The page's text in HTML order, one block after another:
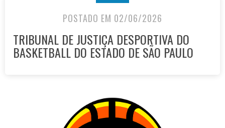
POSTADO EM 02/06/2026
TRIBUNAL DE JUSTIÇA DESPORTIVA DO
BASKETBALL DO ESTADO DE SÃO PAULO